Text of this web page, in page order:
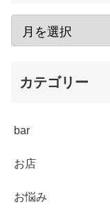
カテゴリー
bar
お店
お悩み